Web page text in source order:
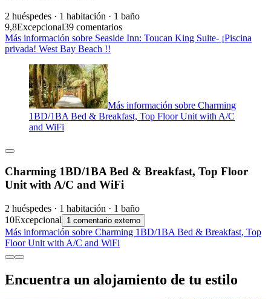
2 huéspedes · 1 habitación · 1 baño
9,8Excepcional39 comentarios
Más información sobre Seaside Inn: Toucan King Suite- ¡Piscina
privada! West Bay Beach !!
Más información sobre Charming
1BD/1BA Bed & Breakfast, Top Floor Unit with A/C
and WiFi
Charming 1BD/1BA Bed & Breakfast, Top Floor
Unit with A/C and WiFi
2 huéspedes · 1 habitación · 1 baño
10Excepcional 1 comentario externo
Más información sobre Charming 1BD/1BA Bed & Breakfast, Top
Floor Unit with A/C and WiFi
Encuentra un alojamiento de tu estilo